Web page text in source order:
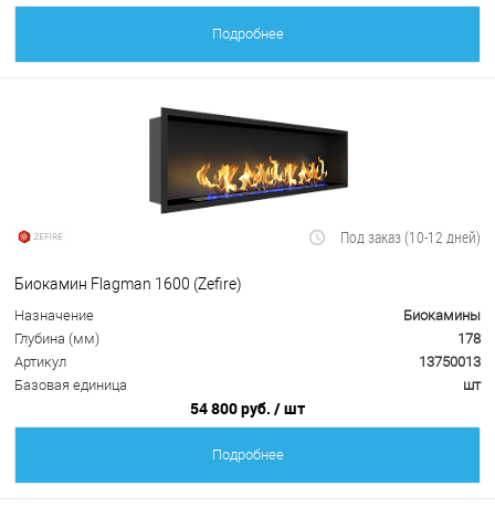
Подробнее
Под заказ (10-12 дней)
Биокамин Flagman 1600 (Zefire)
Назначение
Биокамины
Глубина (мм)
178
Артикул
13750013
Базовая единица
шт
54 800 руб. / шт
Подробнее